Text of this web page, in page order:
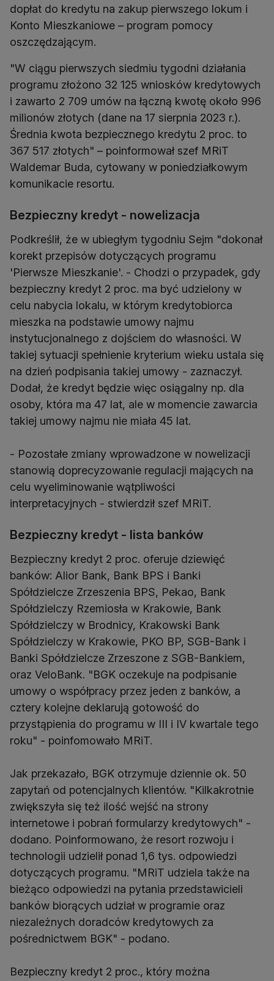
dopłat do kredytu na zakup pierwszego lokum i
Konto Mieszkaniowe – program pomocy
oszczędzającym.
"W ciągu pierwszych siedmiu tygodni działania
programu złożono 32 125 wniosków kredytowych
i zawarto 2 709 umów na łączną kwotę około 996
milionów złotych (dane na 17 sierpnia 2023 r.).
Średnia kwota bezpiecznego kredytu 2 proc. to
367 517 złotych" – poinformował szef MRiT
Waldemar Buda, cytowany w poniedziałkowym
komunikacie resortu.
Bezpieczny kredyt - nowelizacja
Podkreślił, że w ubiegłym tygodniu Sejm "dokonał
korekt przepisów dotyczących programu
'Pierwsze Mieszkanie'. - Chodzi o przypadek, gdy
bezpieczny kredyt 2 proc. ma być udzielony w
celu nabycia lokalu, w którym kredytobiorca
mieszka na podstawie umowy najmu
instytucjonalnego z dojściem do własności. W
takiej sytuacji spełnienie kryterium wieku ustala się
na dzień podpisania takiej umowy - zaznaczył.
Dodał, że kredyt będzie więc osiągalny np. dla
osoby, która ma 47 lat, ale w momencie zawarcia
takiej umowy najmu nie miała 45 lat.
- Pozostałe zmiany wprowadzone w nowelizacji
stanowią doprecyzowanie regulacji mających na
celu wyeliminowanie wątpliwości
interpretacyjnych - stwierdził szef MRiT.
Bezpieczny kredyt - lista banków
Bezpieczny kredyt 2 proc. oferuje dziewięć
banków: Alior Bank, Bank BPS i Banki
Spółdzielcze Zrzeszenia BPS, Pekao, Bank
Spółdzielczy Rzemiosła w Krakowie, Bank
Spółdzielczy w Brodnicy, Krakowski Bank
Spółdzielczy w Krakowie, PKO BP, SGB-Bank i
Banki Spółdzielcze Zrzeszone z SGB-Bankiem,
oraz VeloBank. "BGK oczekuje na podpisanie
umowy o współpracy przez jeden z banków, a
cztery kolejne deklarują gotowość do
przystąpienia do programu w III i IV kwartale tego
roku" - poinfomowało MRiT.
Jak przekazało, BGK otrzymuje dziennie ok. 50
zapytań od potencjalnych klientów. "Kilkakrotnie
zwiększyła się też ilość wejść na strony
internetowe i pobrań formularzy kredytowych" -
dodano. Poinformowano, że resort rozwoju i
technologii udzielił ponad 1,6 tys. odpowiedzi
dotyczących programu. "MRiT udziela także na
bieżąco odpowiedzi na pytania przedstawicieli
banków biorących udział w programie oraz
niezależnych doradców kredytowych za
pośrednictwem BGK" - podano.
Bezpieczny kredyt 2 proc., który można